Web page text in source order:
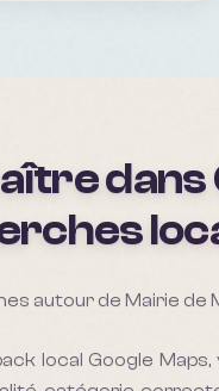
dans
autour de Mairie
local Google